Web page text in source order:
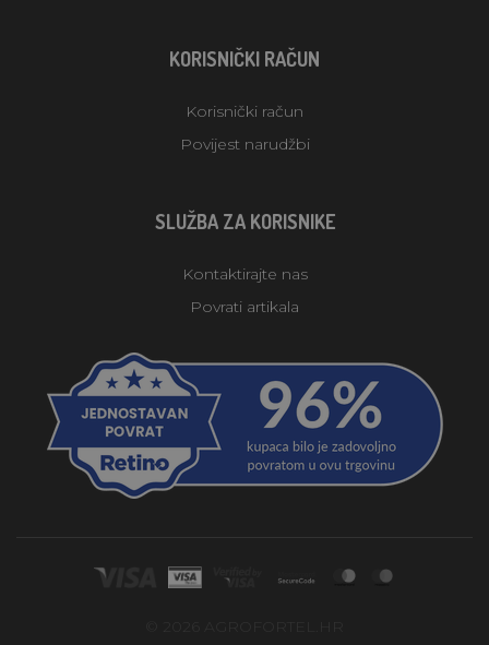
KORISNIČKI RAČUN
Korisnički račun
Povijest narudžbi
SLUŽBA ZA KORISNIKE
Kontaktirajte nas
Povrati artikala